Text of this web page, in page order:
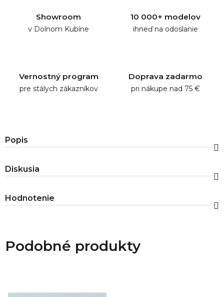
Showroom
v Dolnom Kubíne
10 000+ modelov
ihneď na odoslanie
Vernostný program
pre stálych zákazníkov
Doprava zadarmo
pri nákupe nad 75 €
Popis
Diskusia
Hodnotenie
Podobné produkty